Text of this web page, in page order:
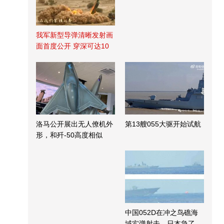
我军新型导弹清晰发射画
面首度公开 穿深可达10
洛马公开展出无人僚机外
形，和歼-50高度相似
第13艘055大驱开始试航
中国052D在冲之鸟礁海